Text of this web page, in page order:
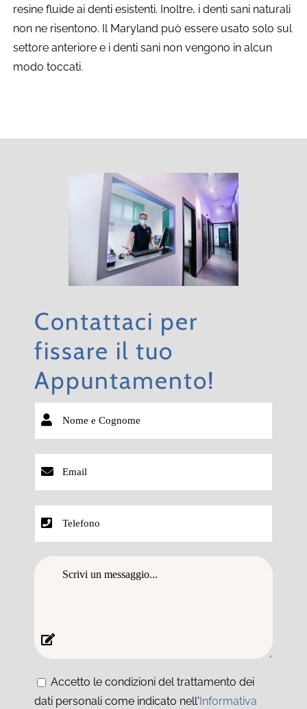
resine fluide ai denti esistenti. Inoltre, i denti sani naturali
non ne risentono. Il Maryland può essere usato solo sul
settore anteriore e i denti sani non vengono in alcun
modo toccati.
Contattaci per
fissare il tuo
Appuntamento!
Accetto le condizioni del trattamento dei
dati personali come indicato nell'Informativa